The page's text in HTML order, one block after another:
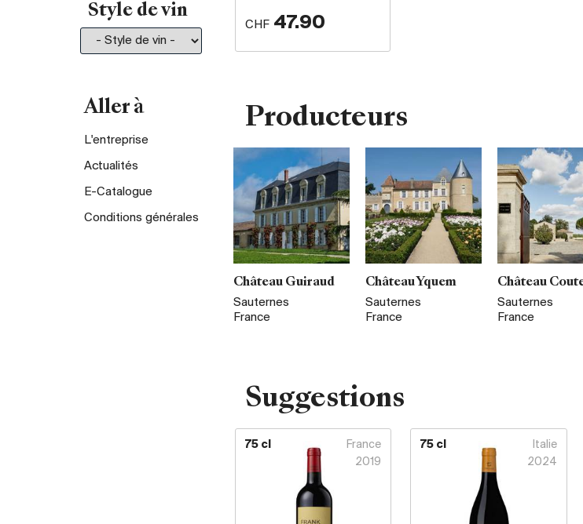
Style de vin
Aller à
L'entreprise
Actualités
E-Catalogue
Conditions générales
CHF 47.90
Producteurs
Château Guiraud
Sauternes
France
Château Yquem
Sauternes
France
Château
Sauternes
France
Suggestions
75 cl
France
2019
75 cl
Italie
2024